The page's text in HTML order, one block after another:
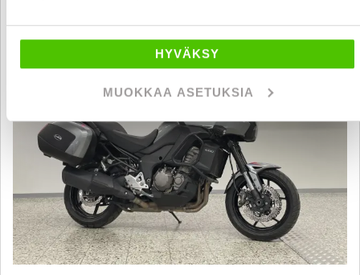
HYVÄKSY
MUOKKAA ASETUKSIA